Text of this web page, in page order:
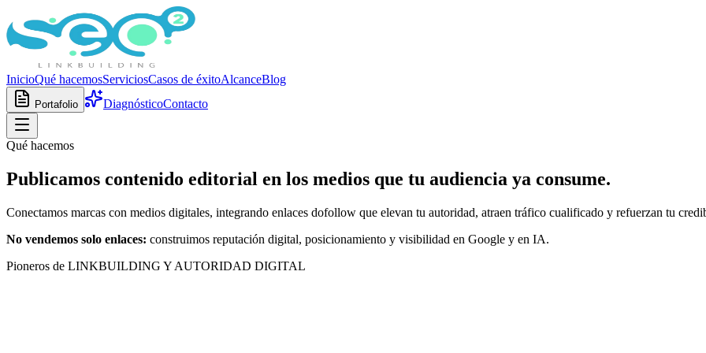
InicioQué hacemosServiciosCasos de éxitoAlcanceBlog
Portafolio DiagnósticoContacto
Qué hacemos
Publicamos contenido editorial en los medios que tu audiencia ya consume.
Conectamos marcas con medios digitales, integrando enlaces dofollow que elevan tu autoridad, atraen tráfico cualificado y refuerzan tu
No vendemos solo enlaces: construimos reputación digital, posicionamiento y visibilidad en Google y en IA.
Pioneros de LINKBUILDING Y AUTORIDAD DIGITAL